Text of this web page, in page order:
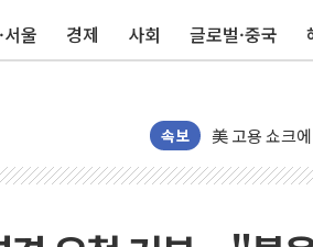
서울 경제 사회 글로벌·중국
속보
美 항소법원,
이란 핵심 원
[AI MY 뉴스]
뉴욕증시 프
[사진] 이슬람